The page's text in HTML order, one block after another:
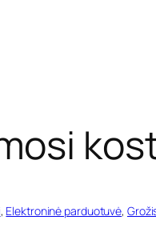
, Elektroninė parduotuvė,